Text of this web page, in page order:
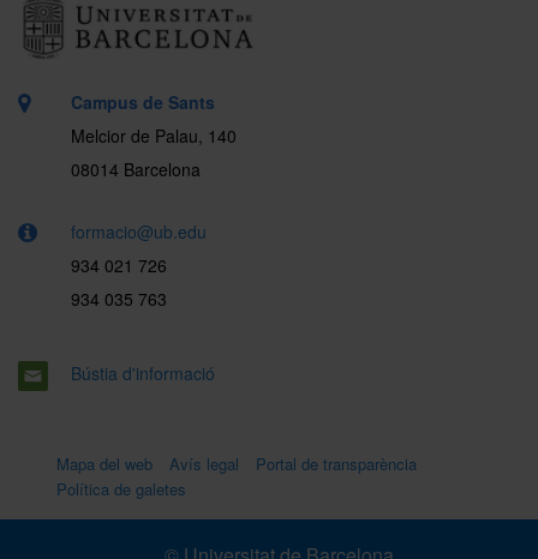
Campus de Sants
Melcior de Palau, 140
08014 Barcelona
formacio@ub.edu
934 021 726
934 035 763
Bústia d'informació
Mapa del web Avís legal
Portal de transparència
Política de galetes